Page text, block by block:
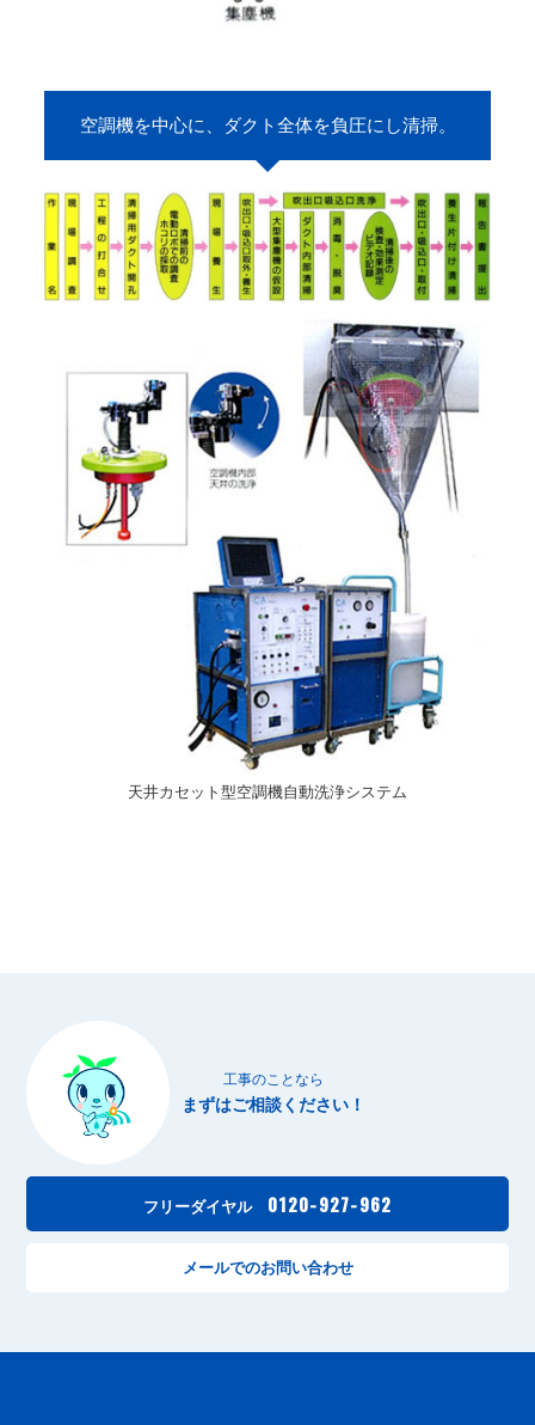
空調機を中心に、ダクト全体を負圧にし清掃。
天井カセット型空調機自動洗浄システム
工事のことなら
まずはご相談ください！
フリーダイヤル 0120-927-962
メールでのお問い合わせ